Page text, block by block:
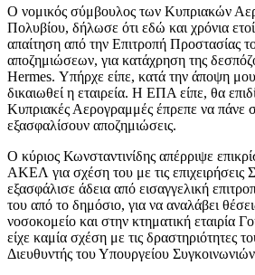
Ο νομικός σύμβουλος των Κυπριακών
Πολυβίου, δήλωσε ότι εδώ και χρόνια
απαίτηση από την Επιτροπή Προστασίας
αποζημιώσεων, για κατάχρηση της
Hermes. Υπήρχε είπε, κατά την άποψη
δικαιωθεί η εταιρεία. Η ΕΠΑ είπε, θα
Κυπριακές Αερογραμμές έπρεπε να πάνε
εξασφαλίσουν αποζημιώσεις.
Ο κύριος Κωνσταντινίδης απέρριψε
ΑΚΕΛ για σχέση του με τις επιχειρήσεις
εξασφάλισε άδεια από εισαγγελική
του από το δημόσιο, για να αναλάβει
νοσοκομείο και στην κτηματική εταιρία
είχε καμία σχέση με τις δραστηριότητες
Διευθυντής του Υπουργείου